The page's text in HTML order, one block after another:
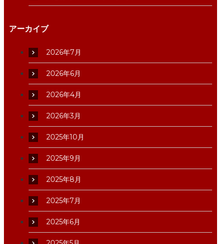
アーカイブ
2026年7月
2026年6月
2026年4月
2026年3月
2025年10月
2025年9月
2025年8月
2025年7月
2025年6月